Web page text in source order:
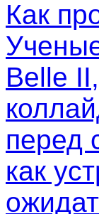
Как
Belle
перед
как